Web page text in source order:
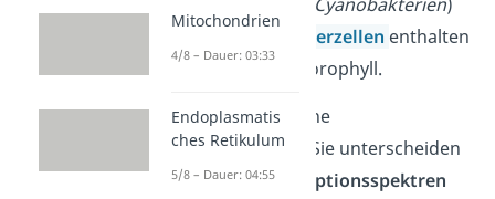
Tierzellen enthalten
hingegen kein Chlorophyll.
Es gibt verschiedene
Chlorophylltypen. Sie unterscheiden
sich in ihrenAbsorptionsspektren
Mitochondrien
4/8 – Dauer: 03:33
Endoplasmatis
ches Retikulum
5/8 – Dauer: 04:55